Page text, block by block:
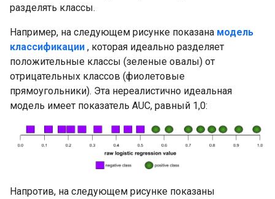
разделять классы.
Например, на следующем рисунке показана модель
классификации , которая идеально разделяет
положительные классы (зеленые овалы) от
отрицательных классов (фиолетовые
прямоугольники). Эта нереалистично идеальная
модель имеет показатель AUC, равный 1,0:
Напротив, на следующем рисунке показаны